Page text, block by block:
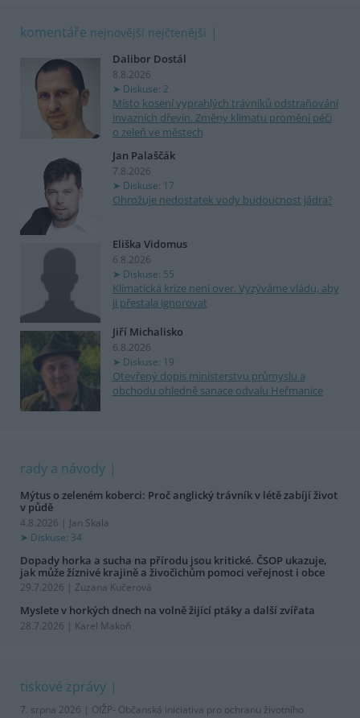
komentáře nejnovější nejčtenější
Dalibor Dostál
8.8.2026
Diskuse: 2
Místo kosení vyprahlých trávníků odstraňování
invazních dřevin. Změny klimatu promění péči
o zeleň ve městech
Jan Palaščák
7.8.2026
Diskuse: 17
Ohrožuje nedostatek vody budoucnost jádra?
Eliška Vidomus
6.8.2026
Diskuse: 55
Klimatická krize není over. Vyzýváme vládu, aby
ji přestala ignorovat
Jiří Michalisko
6.8.2026
Diskuse: 19
Otevřený dopis ministerstvu průmyslu a
obchodu ohledně sanace odvalu Heřmanice
rady a návody
Mýtus o zeleném koberci: Proč anglický trávník v létě zabíjí život
v půdě
4.8.2026 | Jan Skala
Diskuse: 34
Dopady horka a sucha na přírodu jsou kritické. ČSOP ukazuje,
jak může žíznivé krajině a živočichům pomoci veřejnost i obce
29.7.2026 | Zuzana Kučerová
Myslete v horkých dnech na volně žijící ptáky a další zvířata
28.7.2026 | Karel Makoň
tiskové zprávy
7. srpna 2026 | OIŽP- Občanská iniciativa pro ochranu životního